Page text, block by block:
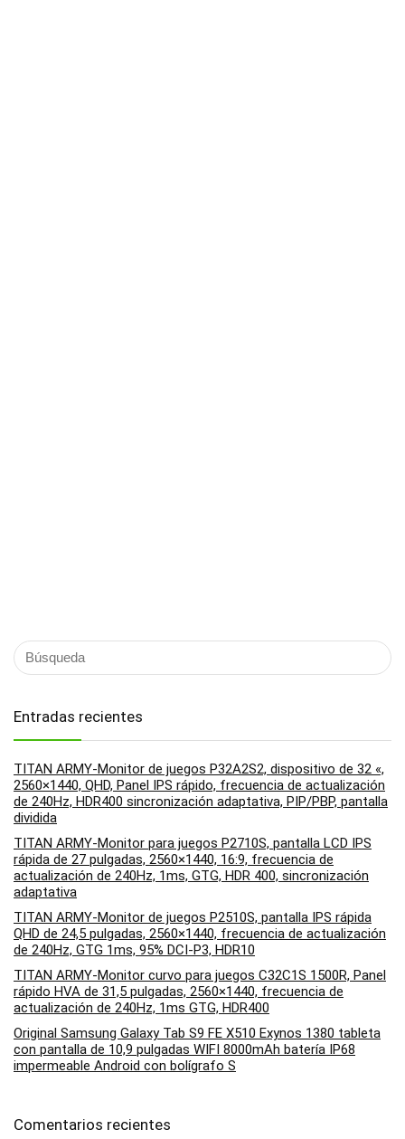
Entradas recientes
TITAN ARMY-Monitor de juegos P32A2S2, dispositivo de 32 «,
2560×1440, QHD, Panel IPS rápido, frecuencia de actualización
de 240Hz, HDR400 sincronización adaptativa, PIP/PBP, pantalla
dividida
TITAN ARMY-Monitor para juegos P2710S, pantalla LCD IPS
rápida de 27 pulgadas, 2560×1440, 16:9, frecuencia de
actualización de 240Hz, 1ms, GTG, HDR 400, sincronización
adaptativa
TITAN ARMY-Monitor de juegos P2510S, pantalla IPS rápida
QHD de 24,5 pulgadas, 2560×1440, frecuencia de actualización
de 240Hz, GTG 1ms, 95% DCI-P3, HDR10
TITAN ARMY-Monitor curvo para juegos C32C1S 1500R, Panel
rápido HVA de 31,5 pulgadas, 2560×1440, frecuencia de
actualización de 240Hz, 1ms GTG, HDR400
Original Samsung Galaxy Tab S9 FE X510 Exynos 1380 tableta
con pantalla de 10,9 pulgadas WIFI 8000mAh batería IP68
impermeable Android con bolígrafo S
Comentarios recientes